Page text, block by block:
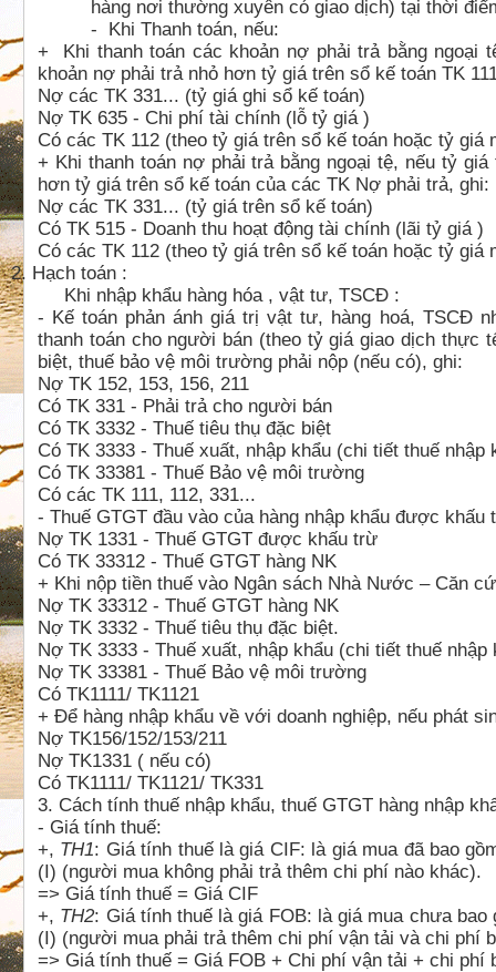
hàng nơi thường xuyên có giao dịch) tại thời
- Khi Thanh toán, nếu:
+ Khi thanh toán các khoản nợ phải trả bằng ngoại
khoản nợ phải trả nhỏ hơn tỷ giá trên sổ kế toán TK
Nợ các TK 331... (tỷ giá ghi sổ kế toán)
Nợ TK 635 - Chi phí tài chính (lỗ tỷ giá )
Có các TK 112 (theo tỷ giá trên sổ kế toán hoặc tỷ giá
+ Khi thanh toán nợ phải trả bằng ngoại tệ, nếu tỷ
hơn tỷ giá trên sổ kế toán của các TK Nợ phải trả, ghi:
Nợ các TK 331... (tỷ giá trên sổ kế toán)
Có TK 515 - Doanh thu hoạt động tài chính (lãi tỷ giá )
Có các TK 112 (theo tỷ giá trên sổ kế toán hoặc tỷ giá
2. Hạch toán :
Khi nhập khẩu hàng hóa , vật tư, TSCĐ :
- Kế toán phản ánh giá trị vật tư, hàng hoá, TSCĐ
thanh toán cho người bán (theo tỷ giá giao dịch thực
biệt, thuế bảo vệ môi trường phải nộp (nếu có), ghi:
Nợ TK 152, 153, 156, 211
Có TK 331 - Phải trả cho người bán
Có TK 3332 - Thuế tiêu thụ đặc biệt
Có TK 3333 - Thuế xuất, nhập khẩu (chi tiết thuế nhập
Có TK 33381 - Thuế Bảo vệ môi trường
Có các TK 111, 112, 331...
- Thuế GTGT đầu vào của hàng nhập khẩu được khấu
Nợ TK 1331 - Thuế GTGT được khấu trừ
Có TK 33312 - Thuế GTGT hàng NK
+ Khi nộp tiền thuế vào Ngân sách Nhà Nước – Căn
Nợ TK 33312 - Thuế GTGT hàng NK
Nợ TK 3332 - Thuế tiêu thụ đặc biệt.
Nợ TK 3333 - Thuế xuất, nhập khẩu (chi tiết thuế nhập
Nợ TK 33381 - Thuế Bảo vệ môi trường
Có TK1111/ TK1121
+ Để hàng nhập khẩu về với doanh nghiệp, nếu phát
Nợ TK156/152/153/211
Nợ TK1331 ( nếu có)
Có TK1111/ TK1121/ TK331
3. Cách tính thuế nhập khẩu, thuế GTGT hàng nhập
- Giá tính thuế:
+, TH1: Giá tính thuế là giá CIF: là giá mua đã bao
(I) (người mua không phải trả thêm chi phí nào khác).
=> Giá tính thuế = Giá CIF
+, TH2: Giá tính thuế là giá FOB: là giá mua chưa bao
(I) (người mua phải trả thêm chi phí vận tải và chi phí
=> Giá tính thuế = Giá FOB + Chi phí vận tải + chi phí